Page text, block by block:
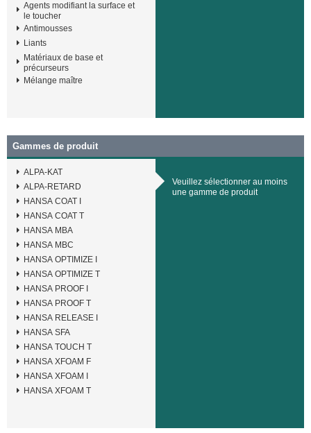
Agents modifiant la surface et
le toucher
Antimousses
Liants
Matériaux de base et
précurseurs
Mélange maître
Gammes de produit
ALPA-KAT
ALPA-RETARD
HANSA COAT I
HANSA COAT T
HANSA MBA
HANSA MBC
HANSA OPTIMIZE I
HANSA OPTIMIZE T
HANSA PROOF I
HANSA PROOF T
HANSA RELEASE I
HANSA SFA
HANSA TOUCH T
HANSA XFOAM F
HANSA XFOAM I
HANSA XFOAM T
Veuillez sélectionner au moins
une gamme de produit